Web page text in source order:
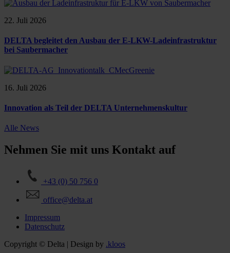
22. Juli 2026
DELTA begleitet den Ausbau der E-LKW-Ladeinfrastruktur
bei Saubermacher
16. Juli 2026
Innovation als Teil der DELTA Unternehmenskultur
Alle News
Nehmen Sie mit uns Kontakt auf
+43 (0) 50 756 0
office@delta.at
Impressum
Datenschutz
Copyright © Delta | Design by .kloos